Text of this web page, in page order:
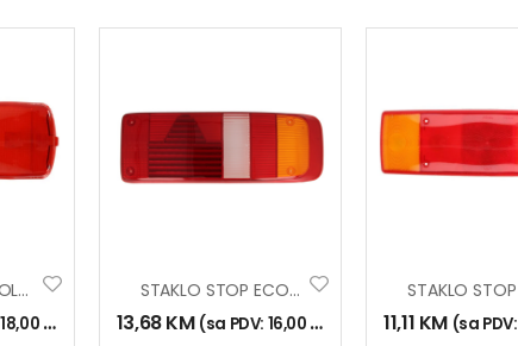
STAKLO STOP VOLVO 2006
18,00 KM
STAKLO STOP ECOSTAR I D
13,68KM (sa PDV: 16,00 KM 11,11 KM (sa PDV: